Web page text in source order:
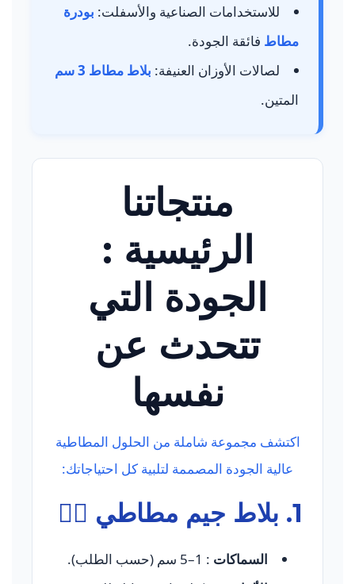
للاستخدامات الصناعية والأسفلت: بودرة
مطاط فائقة الجودة.
لصالات الأوزان العنيفة: بلاط مطاط 3 سم
المتين.
منتجاتنا
الرئيسية :
الجودة التي
تتحدث عن
نفسها
اكتشف مجموعة شاملة من الحلول المطاطية
عالية الجودة المصممة لتلبية كل احتياجاتك:
1. بلاط جيم مطاطي 🏋️‍♂️
السماكات : 1–5 سم (حسب الطلب).